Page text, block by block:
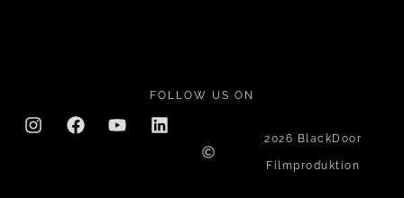
FOLLOW US ON
2026 BlackDoor
Filmproduktion